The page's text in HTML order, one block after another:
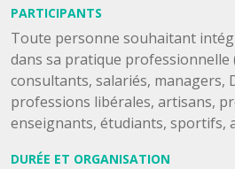
PARTICIPANTS
Toute personne souhaitant
dans sa pratique professionnelle
consultants, salariés, managers,
professions libérales, artisans,
enseignants, étudiants, sportifs,
DURÉE ET ORGANISATION